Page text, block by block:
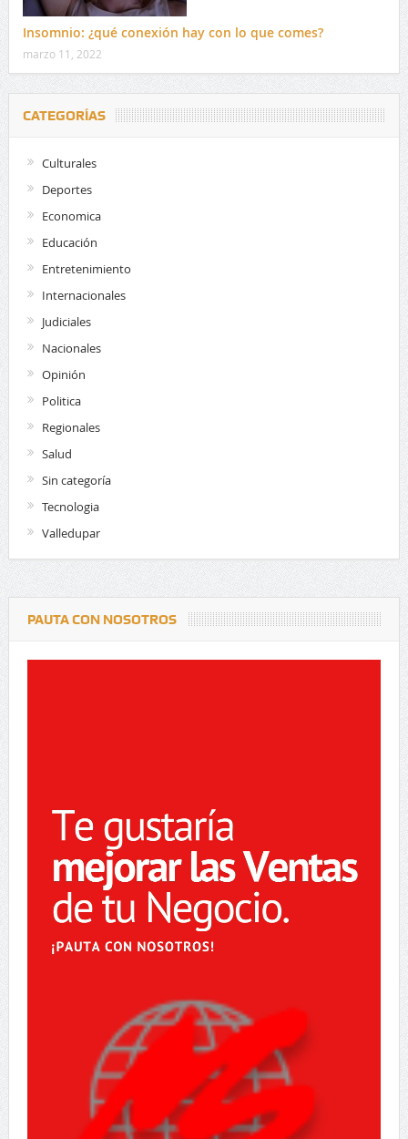
Insomnio: ¿qué conexión hay con lo que comes?
marzo 11, 2022
CATEGORÍAS
Culturales
Deportes
Economica
Educación
Entretenimiento
Internacionales
Judiciales
Nacionales
Opinión
Politica
Regionales
Salud
Sin categoría
Tecnologia
Valledupar
PAUTA CON NOSOTROS